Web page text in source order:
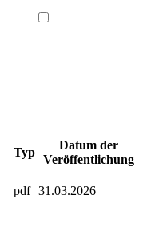
Typ
Datum der
Veröffentlichung
pdf 31.03.2026